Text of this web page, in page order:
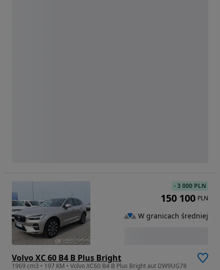
Volvo XC 60 B4 B Plus Bright
1969 cm3 • 197 KM • Volvo XC60 B4 B Plus Bright aut DW9UG78
-3 000 PLN
150 100 PLN
W granicach średniej